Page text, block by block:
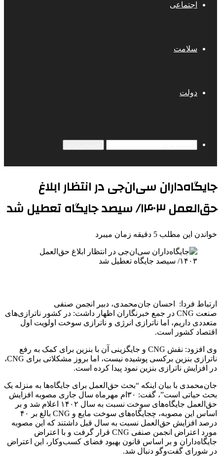
اجتماعی
سلامت
دولت
جایگاه‌داران سی‌ان‌جی در انتظار ابلاغ
حق‌العمل ۱۴۰۳/ سیصد جایگاه تعطیل شد
خواندن این مطلب 5 دقیقه زمان میبرد
ارتباط فردا: احسان جان‌محمدی، دبیر انجمن صنفی
صنعت CNG در جمع خبرنگاران اظهار داشت: در کشور ناترازی‌های
متعددی داریم، اما ناترازی انرژی و ناترازی سوخت اولویت اول
اقتصاد کشور است.
وی افزود: نقش CNG‌ و جایگزینی آن با بنزین برای کمک به رفع
ناترازی بنزین برکسی پوشیده نیست، اما بروز مشکلاتی برای CNG،
در افزایش ناترازی بنزین نمود پیدا کرده است.
جان‌محمدی با بیان اینکه “بحث حق‌العمل برای جایگاه‌ها به منزله یک
بحث حیاتی است”، گفت: ۳۰‌ام مهرماه سال جاری مصوبه افزایش
حق‌العمل جایگاه‌های سوخت نسبت به سال ۱۴۰۲ اعلام شد و بر
اساس این مصوبه، چجایگاه‌های سوخت مایع و CNG بالغ بر ۴۰
درصد افزایش حق‌العمل نسبت به سال قبل داشتند که این مصوبه
مورد اعتراض انجمن صنفی CNG‌ قرار گرفت و با اعتراض
جایگاه‌داران و بر اساس قانون بهبود فضای کسب‌وکار، این اعتراض
در شورای گفت‌وگو دنبال شد.